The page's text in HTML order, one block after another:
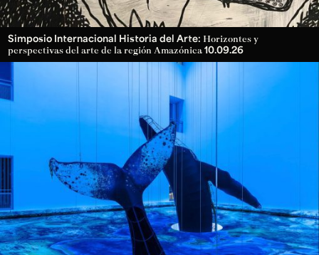
Simposio Internacional Historia del Arte: Horizontes y
perspectivas del arte de la región Amazónica 10.09.26